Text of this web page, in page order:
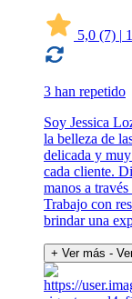
5,0 (7) |
3 han repetido
Soy Jessica
la belleza de
delicada y
cada cliente.
manos a
Trabajo con
brindar una
+ Ver más -